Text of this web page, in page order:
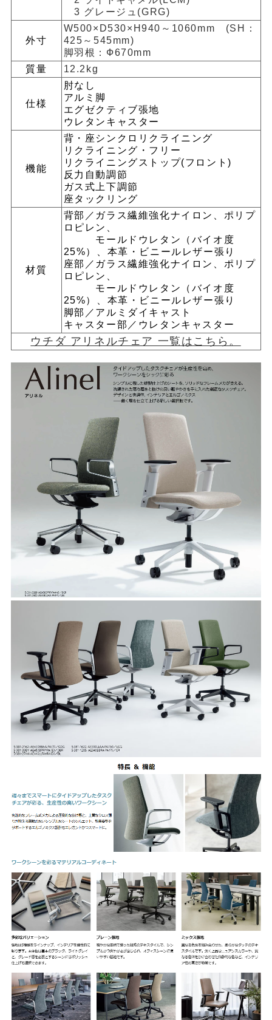
3 グレージュ(GRG)
外寸
W500×D530×H940～1060mm (SH：
425～545mm)
脚羽根：Ф670mm
質量
12.2kg
仕様
肘なし
アルミ脚
エグゼクティブ張地
ウレタンキャスター
機能
背・座シンクロリクライニング
リクライニング・フリー
リクライニングストップ(フロント)
反力自動調節
ガス式上下調節
座タックリング
材質
背部／ガラス繊維強化ナイロン、ポリプ
ロピレン、
モールドウレタン（バイオ度
25%）、本革・ビニールレザー張り
座部／ガラス繊維強化ナイロン、ポリプ
ロピレン、
モールドウレタン（バイオ度
25%）、本革・ビニールレザー張り
脚部／アルミダイキャスト
キャスター部／ウレタンキャスター
ウチダ アリネルチェア 一覧はこちら。